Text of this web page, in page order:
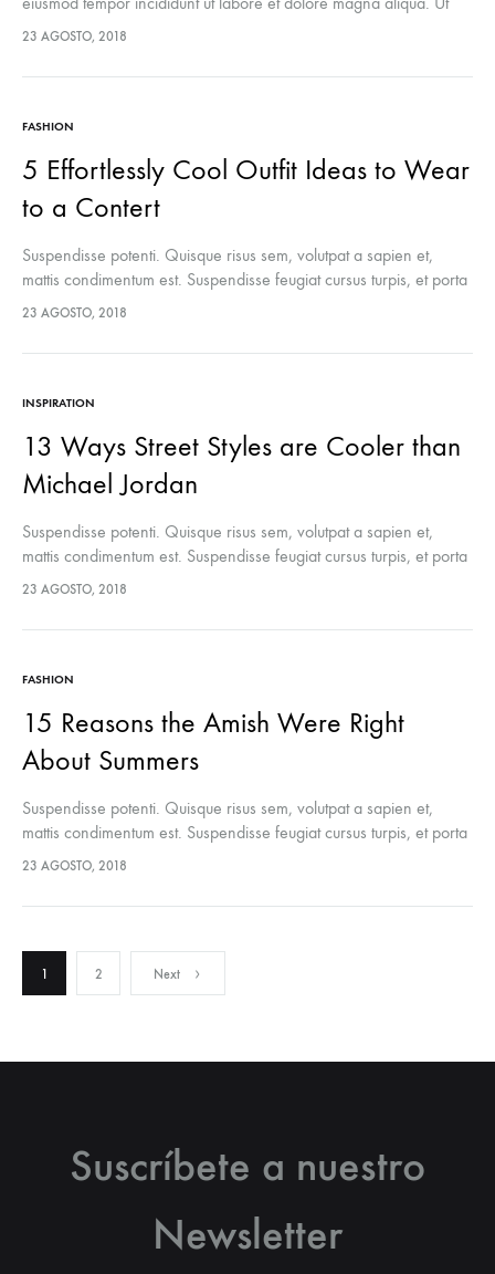
enim ad minim veniam, quis nostrud exercitation ullamco laboris
23 AGOSTO, 2018
FASHION
5 Effortlessly Cool Outfit Ideas to Wear
to a Contert
Suspendisse potenti. Quisque risus sem, volutpat a sapien et,
mattis condimentum est. Suspendisse feugiat cursus turpis, et porta
lectus euismod accumsan. Nam felis ipsum, eleifend sit amet
23 AGOSTO, 2018
INSPIRATION
13 Ways Street Styles are Cooler than
Michael Jordan
Suspendisse potenti. Quisque risus sem, volutpat a sapien et,
mattis condimentum est. Suspendisse feugiat cursus turpis, et porta
lectus euismod accumsan. Nam felis ipsum, eleifend sit amet
23 AGOSTO, 2018
FASHION
15 Reasons the Amish Were Right
About Summers
Suspendisse potenti. Quisque risus sem, volutpat a sapien et,
mattis condimentum est. Suspendisse feugiat cursus turpis, et porta
lectus euismod accumsan. Nam felis ipsum, eleifend sit amet
23 AGOSTO, 2018
Paginación
de
1 2 Next
Suscríbete a nuestro
Newsletter